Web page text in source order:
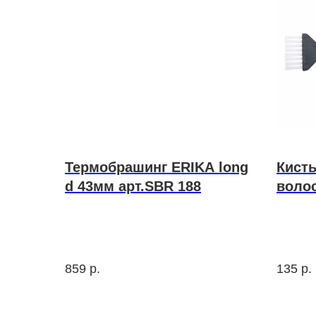
Термобрашинг ERIKA long
d 43мм арт.SBR 188
859 р. 135 р.